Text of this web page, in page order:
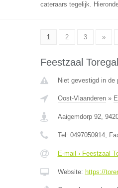
cateraars tegelijk.
1 2 3 »
Feestzaal
Niet gevestigd in de
Oost-Vlaanderen»
Aaigemdorp 92,
Tel: 0497050914,
E-mail › Feestzaal
Website: https://